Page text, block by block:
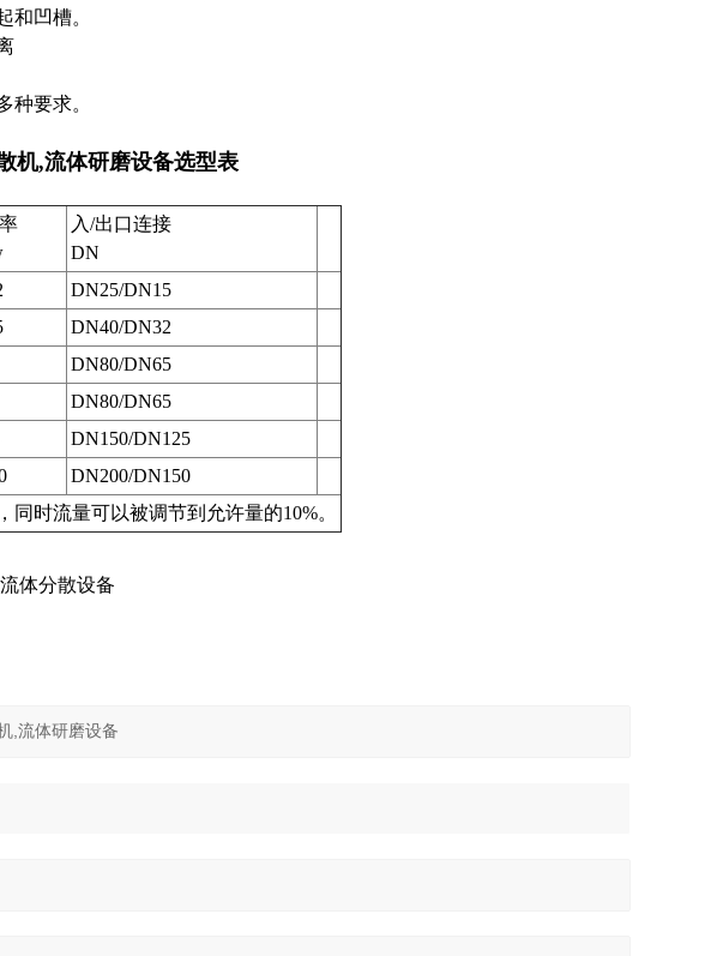
凹槽。
要求。
机,流体研磨设备选型表
入/出口连接
DN
DN25/DN15
DN40/DN32
DN80/DN65
DN80/DN65
DN150/DN125
DN200/DN150
时流量可以被调节到允许量的10%。
体分散设备